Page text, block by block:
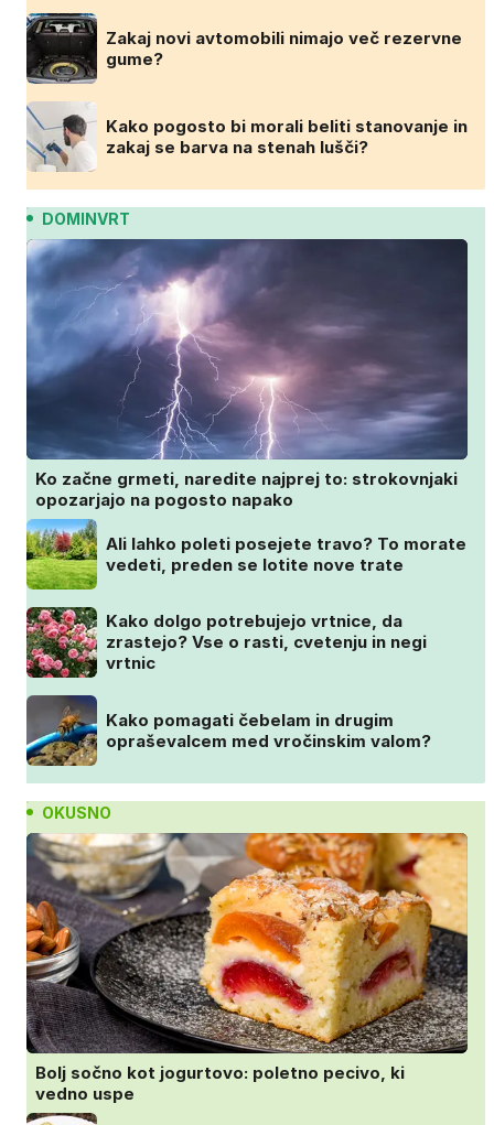
Zakaj novi avtomobili nimajo več rezervne
gume?
Kako pogosto bi morali beliti stanovanje in
zakaj se barva na stenah lušči?
DOMINVRT
Ko začne grmeti, naredite najprej to: strokovnjaki
opozarjajo na pogosto napako
Ali lahko poleti posejete travo? To morate
vedeti, preden se lotite nove trate
Kako dolgo potrebujejo vrtnice, da
zrastejo? Vse o rasti, cvetenju in negi
vrtnic
Kako pomagati čebelam in drugim
opraševalcem med vročinskim valom?
OKUSNO
Bolj sočno kot jogurtovo: poletno pecivo, ki
vedno uspe